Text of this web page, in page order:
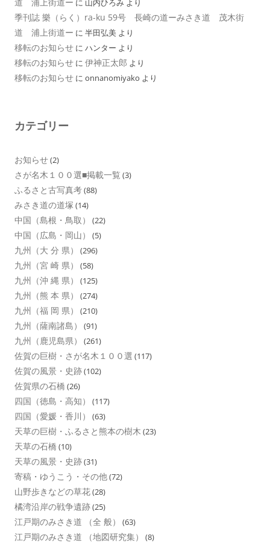
季刊誌 樂（らく）ra-ku 59号 長崎の道ーみさき道 茂木街
道 浦上街道ー に 半田弘美 より
移転のお知らせ に ハンター より
移転のお知らせ に 伊神正太郎 より
移転のお知らせ に onnanomiyako より
カテゴリー
お知らせ(2)
さが名木１００選■掲載一覧 (3)
ふるさと古写真考(88)
みさき道の道塚 (14)
中国（島根・鳥取） (22)
中国（広島・岡山） (5)
九州（大 分 県） (296)
九州（宮 崎 県） (58)
九州（沖 縄 県） (125)
九州（熊 本 県） (274)
九州（福 岡 県） (210)
九州（薩南諸島） (91)
九州（鹿児島県） (261)
佐賀の巨樹・さが名木１００選 (117)
佐賀の風景・史跡(102)
佐賀県の石橋 (26)
四国（徳島・高知） (117)
四国（愛媛・香川） (63)
天草の巨樹・ふるさと熊本の樹木 (23)
天草の石橋 (10)
天草の風景・史跡(31)
寄稿・ゆうこう・その他(72)
山野歩きなどの草花(28)
橘湾沿岸の戦争遺跡(25)
江戸期のみさき道 （全 般） (63)
江戸期のみさき道 （地図研究集） (8)